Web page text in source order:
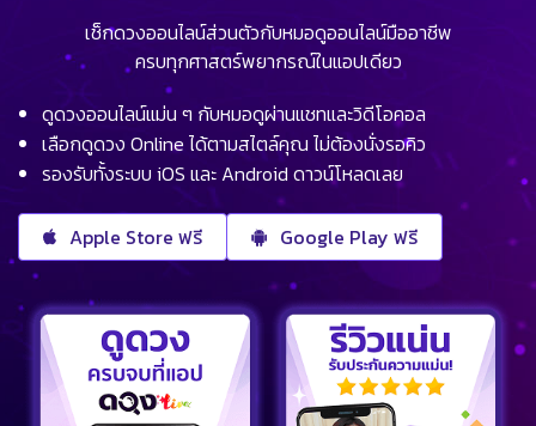
เช็กดวงออนไลน์ส่วนตัวกับหมอดูออนไลน์มืออาชีพ
ครบทุกศาสตร์พยากรณ์ในแอปเดียว
ดูดวงออนไลน์แม่น ๆ กับหมอดูผ่านแชทและวิดีโอคอล
เลือกดูดวง Online ได้ตามสไตล์คุณ ไม่ต้องนั่งรอคิว
รองรับทั้งระบบ iOS และ Android ดาวน์โหลดเลย
Apple Store ฟรี Google Play ฟรี